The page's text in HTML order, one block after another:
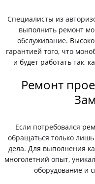
Специалисты из
выполнить ремонт
обслуживание.
гарантией того, что
и будет работать так,
Ремонт
Если потребовался
обращаться только
дела. Для выполнения
многолетний опыт,
оборудование и